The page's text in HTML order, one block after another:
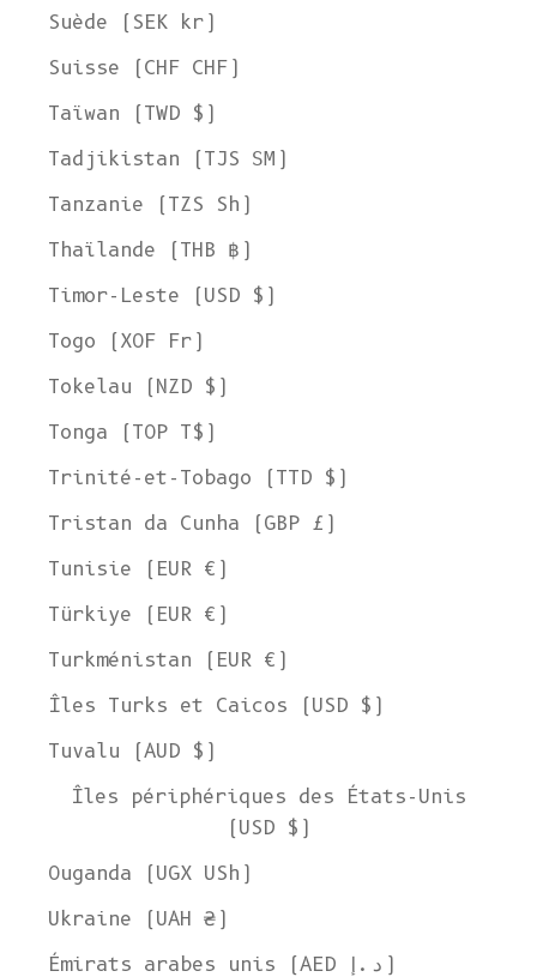
Suède (SEK kr)
Suisse (CHF CHF)
Taïwan (TWD $)
Tadjikistan (TJS ЅМ)
Tanzanie (TZS Sh)
Thaïlande (THB ฿)
Timor-Leste (USD $)
Togo (XOF Fr)
Tokelau (NZD $)
Tonga (TOP T$)
Trinité-et-Tobago (TTD $)
Tristan da Cunha (GBP £)
Tunisie (EUR €)
Türkiye (EUR €)
Turkménistan (EUR €)
Îles Turks et Caicos (USD $)
Tuvalu (AUD $)
Îles périphériques des États-Unis
(USD $)
Ouganda (UGX USh)
Ukraine (UAH ₴)
Émirats arabes unis (AED د.إ)